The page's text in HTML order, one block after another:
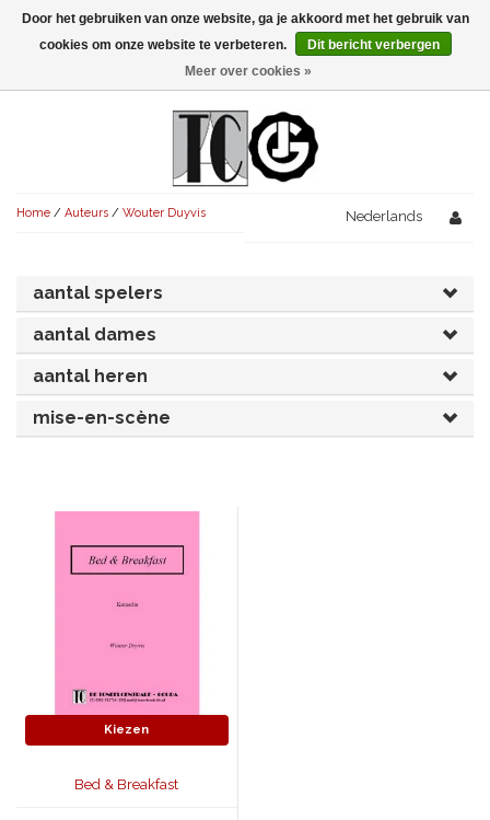
Menu
AVONDVULLEND (+75')
KORT (-30')
UITGELICHT!
AVONDVULLEND (+75')
OVERIG (30'-75')
UITGELICHT!
OVERIG (30'-75')
AVONDVULLEND (+75')
KORT (-30')
OVERIG (30'-75')
SPEKTAKELSTUKKEN
JUBILEUMSTUK
KOSTUUMSTUK
OVERIG
SINTERKLAASTONEEL
HANDBOEKEN
THEATERBOEKEN
RECHTEN REGELEN
Home / Auteurs / Wouter Duyvis Nederlands
aantal spelers
aantal dames
aantal heren
mise-en-scène
Kiezen
Bed & Breakfast
Door het gebruiken van onze website, ga je akkoord met het gebruik van
cookies om onze website te verbeteren.
Dit bericht verbergen
Meer over cookies »